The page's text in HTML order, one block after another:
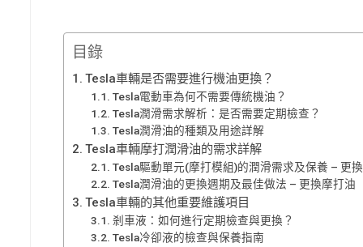
目錄
Tesla車輛是否需要進行機油更換？
Tesla電動車為何不需要傳統機油？
Tesla潤滑需求解析：是否需要定期檢查？
Tesla潤滑油的種類及用途詳解
Tesla車輛摩打潤滑油的需求詳解
Tesla驅動單元(摩打模組)的潤滑需求及保養 – 更
Tesla潤滑油的更換週期及最佳做法 – 更換摩打油
Tesla車輛的其他重要維護項目
剎車液：如何進行定期檢查與更換？
Tesla冷卻液的檢查與保養指南